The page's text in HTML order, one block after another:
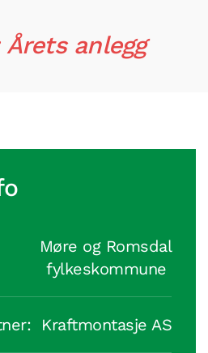
Årets anlegg
Møre og Romsdal
fylkeskommune
Kraftmontasje AS